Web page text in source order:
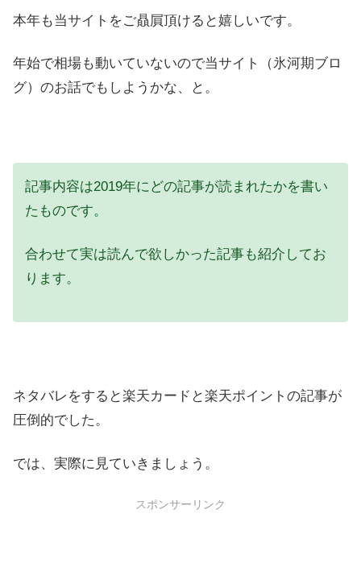
本年も当サイトをご贔屓頂けると嬉しいです。
年始で相場も動いていないので当サイト（氷河期ブロ
グ）のお話でもしようかな、と。
記事内容は2019年にどの記事が読まれたかを書い
たものです。
合わせて実は読んで欲しかった記事も紹介してお
ります。
ネタバレをすると楽天カードと楽天ポイントの記事が
圧倒的でした。
では、実際に見ていきましょう。
スポンサーリンク